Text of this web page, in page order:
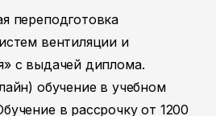
переподготовка
вентиляции и
с выдачей диплома.
обучение в учебном
в рассрочку от 1200